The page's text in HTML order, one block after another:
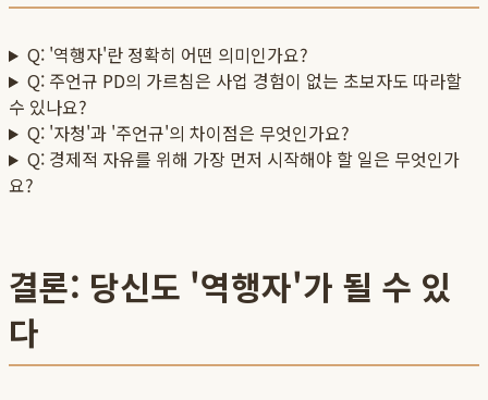
Q: '역행자'란 정확히 어떤 의미인가요?
Q: 주언규 PD의 가르침은 사업 경험이 없는 초보자도 따라할
수 있나요?
Q: '자청'과 '주언규'의 차이점은 무엇인가요?
Q: 경제적 자유를 위해 가장 먼저 시작해야 할 일은 무엇인가
요?
결론: 당신도 '역행자'가 될 수 있
다